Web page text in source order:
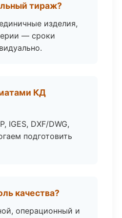
тираж?
изделия,
— сроки
КД
IGES, DXF/DWG,
подготовить
качества?
операционный и